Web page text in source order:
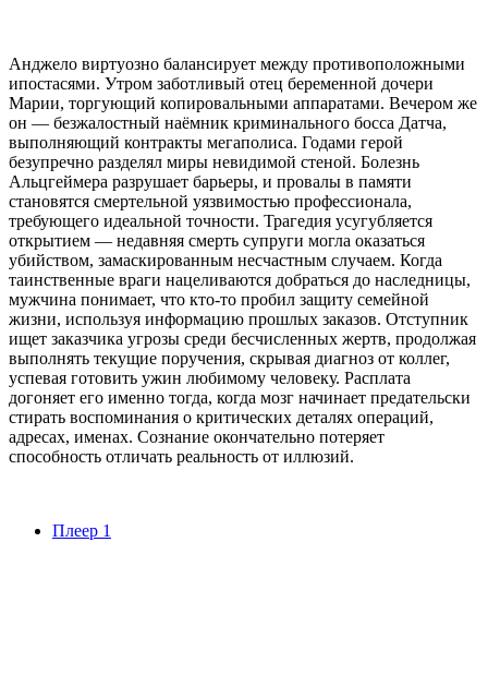
Анджело виртуозно балансирует между противоположными
ипостасями. Утром заботливый отец беременной дочери
Марии, торгующий копировальными аппаратами. Вечером же
он — безжалостный наёмник криминального босса Датча,
выполняющий контракты мегаполиса. Годами герой
безупречно разделял миры невидимой стеной. Болезнь
Альцгеймера разрушает барьеры, и провалы в памяти
становятся смертельной уязвимостью профессионала,
требующего идеальной точности. Трагедия усугубляется
открытием — недавняя смерть супруги могла оказаться
убийством, замаскированным несчастным случаем. Когда
таинственные враги нацеливаются добраться до наследницы,
мужчина понимает, что кто-то пробил защиту семейной
жизни, используя информацию прошлых заказов. Отступник
ищет заказчика угрозы среди бесчисленных жертв, продолжая
выполнять текущие поручения, скрывая диагноз от коллег,
успевая готовить ужин любимому человеку. Расплата
догоняет его именно тогда, когда мозг начинает предательски
стирать воспоминания о критических деталях операций,
адресах, именах. Сознание окончательно потеряет
способность отличать реальность от иллюзий.
Плеер 1